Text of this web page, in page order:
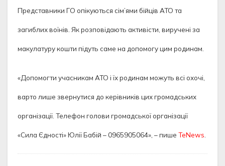
Представники ГО опікуються сім’ями бійців АТО та
загиблих воїнів. Як розповідають активісти, виручені за
макулатуру кошти підуть саме на допомогу цим родинам.
«Допомогти учасникам АТО і їх родинам можуть всі охочі,
варто лише звернутися до керівників цих громадських
організації. Телефон голови громадської організації
«Сила Єдності» Юлії Бабій – 0965905064», – пише TeNews